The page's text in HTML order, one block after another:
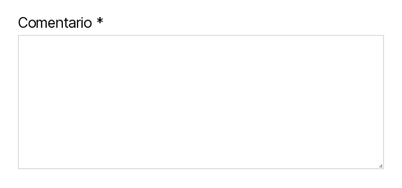
Comentario *